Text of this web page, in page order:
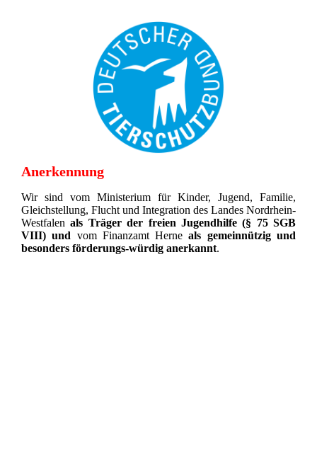
Anerkennung
Wir sind vom Ministerium für Kinder, Jugend, Familie,
Gleichstellung, Flucht und Integration des Landes Nordrhein-
Westfalenals Träger der freien Jugendhilfe (§ 75 SGB
VIII) und vom Finanzamt Herneals gemeinnützig und
besonders förderungs-würdig anerkannt.